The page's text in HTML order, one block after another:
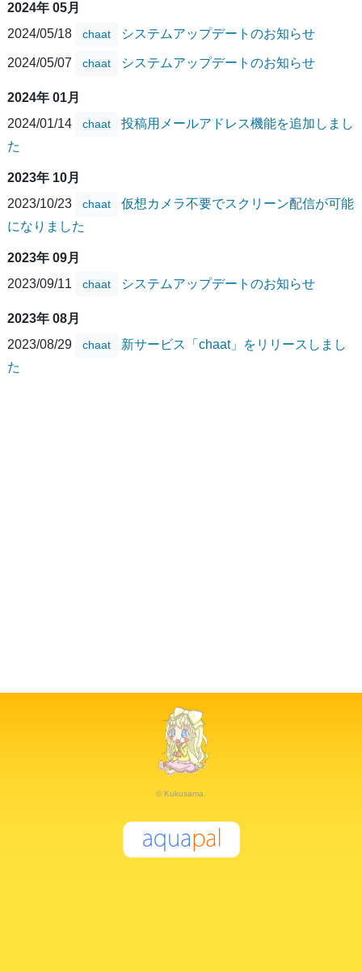
2024年 05月
2024/05/18
chaat システムアップデートのお知らせ
2024/05/07 chaat システムアップデートのお知らせ
2024年 01月
2024/01/14
chaat
投稿用メールアドレス機能を追加しまし
た
2023年 10月
2023/10/23
chaat
仮想カメラ不要でスクリーン配信が可能
になりました
2023年 09月
2023/09/11
chaat システムアップデートのお知らせ
2023年 08月
2023/08/29
chaat
新サービス「chaat」をリリースしまし
た
© Kukusama.